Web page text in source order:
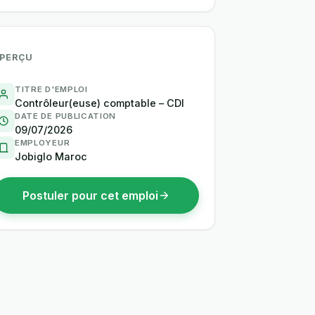
TITRE D'EMPLOI
Contrôleur(euse) comptable – CDI
DATE DE PUBLICATION
09/07/2026
EMPLOYEUR
Jobiglo Maroc
Postuler pour cet emploi